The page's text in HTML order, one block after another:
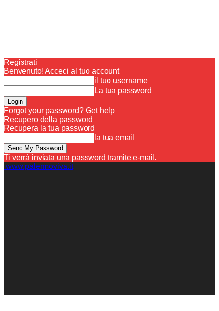
Registrati
Benvenuto! Accedi al tuo account
il tuo username
La tua password
Forgot your password? Get help
Recupero della password
Recupera la tua password
la tua email
Ti verrà inviata una password tramite e-mail.
www.palermoviva.it